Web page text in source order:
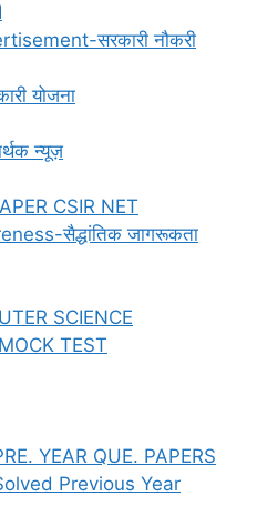
सरकारी नौकरी
योजना
न्यूज़
CSIR NET
सैद्धांतिक जागरूकता
SCIENCE
TEST
YEAR QUE. PAPERS
Previous Year